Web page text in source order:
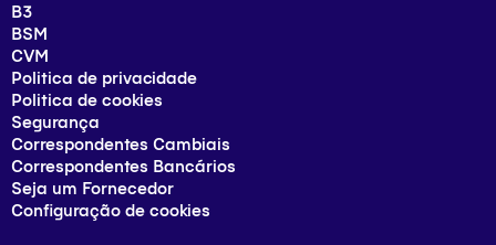
B3
BSM
CVM
Politica de privacidade
Politica de cookies
Segurança
Correspondentes Cambiais
Correspondentes Bancários
Seja um Fornecedor
Configuração de cookies